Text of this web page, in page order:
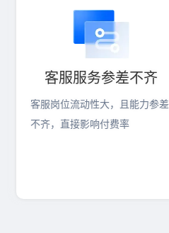
客服服务参差不齐
客服岗位流动性大，且能力参差
不齐，直接影响付费率